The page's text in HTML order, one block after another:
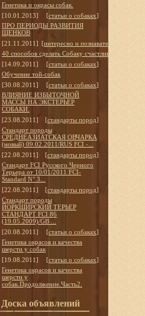
Генетика и окрасы собак.
[10.01.2013]
[статьи о собаках]
ПРО ПЕРИОДЫ РАЗВИТИЯ
ЩЕНКОВ
[21.11.2011] [интересно и познавательно
40 способов сделать Собаку счастливой
[14.09.2011]
[статьи о собаках]
Обучение той-собак
[30.08.2011]
[статьи о собаках]
ВЛИЯНИЕ ИЗБЫТОЧНОЙ
МАССЫ НА ЭКСТЕРЬЕР
СОБАКИ.
[23.08.2011]
[стандарты пород]
Стандарт породы
СРЕДНЕАЗИАТСКАЯ ОВЧАРКА
(новый) 09.02.2011/RUS FCI -...
[22.08.2011]
[стандарты пород]
Стандарт FCI Русского Черного
Терьера от 10/01/2011 FCI-
Standard N° 3...
[22.08.2011]
[стандарты пород]
Стандарт породы
ЙОРКШИРСКИЙ ТЕРЬЕР
СТАНДАРТ FCI 86
(19.05.2009)/GB ...
[20.08.2011]
[статьи о собаках]
Генетика окрасов и качества
шерсти у собак
[19.08.2011]
[статьи о собаках]
Генетика окрасов и качества
шерсти у
собак.Продолжение.Часть2.
Доска объявлений